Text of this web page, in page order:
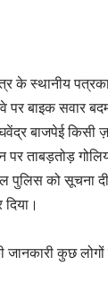
के स्थानीय
पर बाइक सवार
बाजपेई
ताबड़तोड़
पुलिस को सूचना
जानकारी कुछ